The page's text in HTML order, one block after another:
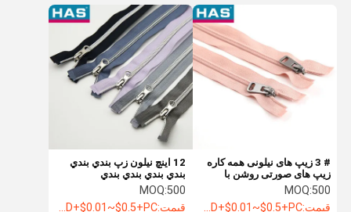
# 3 زیپ های نیلونی همه کاره
زیپ های صورتی روشن با
کشنده فلزی
MOQ:500
قیمت:USD+$0.01~$0.5+PC
12 اينچ نيلون زپ بندي بندي
بندي بندي بندي بندي
MOQ:500
قیمت:USD+$0.01~$0.5+PC